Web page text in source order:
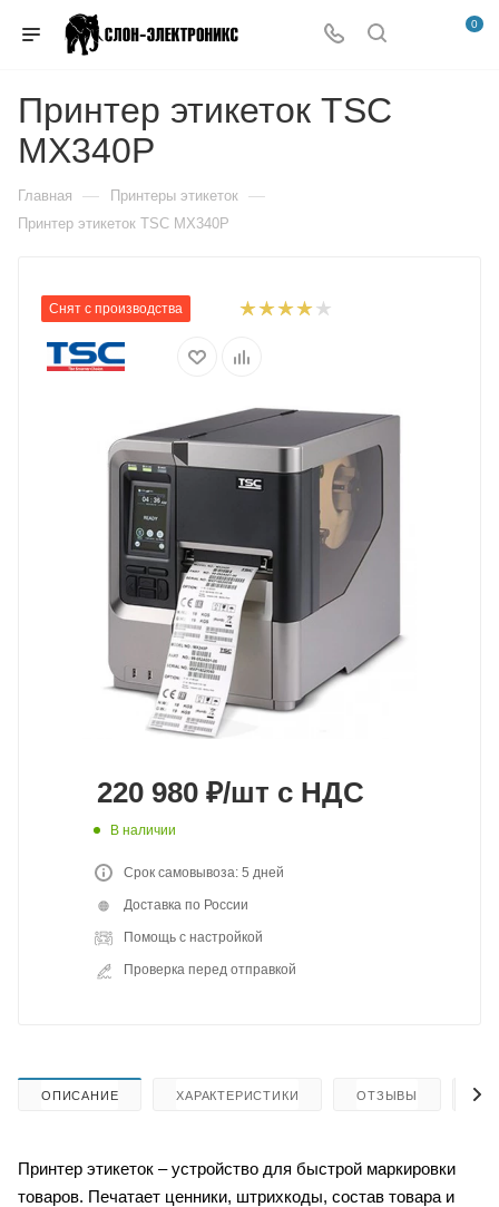
0
Принтер этикеток TSC
MX340P
Главная — Принтеры этикеток —
Принтер этикеток TSC MX340P
Снят с производства
220 980 ₽/шт с НДС
В наличии
Срок самовывоза: 5 дней
Доставка по России
Помощь с настройкой
Проверка перед отправкой
ОПИСАНИЕ ХАРАКТЕРИСТИКИ ОТЗЫВЫ
Принтер этикеток – устройство для быстрой маркировки
товаров. Печатает ценники, штрихкоды, состав товара и